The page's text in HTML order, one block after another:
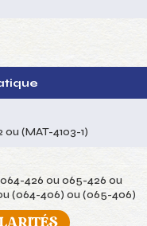
ou (MAT-4103-1)
426 ou 065-426 ou
(064-406) ou (065-406)